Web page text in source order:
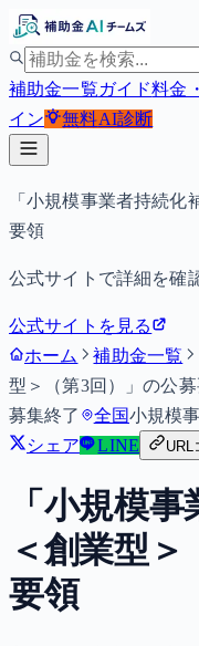
補助金一覧ガイド料金
イン
無料AI診断
「小規模事業者持続
要領
公式サイトで詳細を確
公式サイトを見る
ホーム
補助金一覧
型＞（第3回）」の公
募集終了
全国小規模
シェア
LINE URL
「小規模
＜創業型
要領